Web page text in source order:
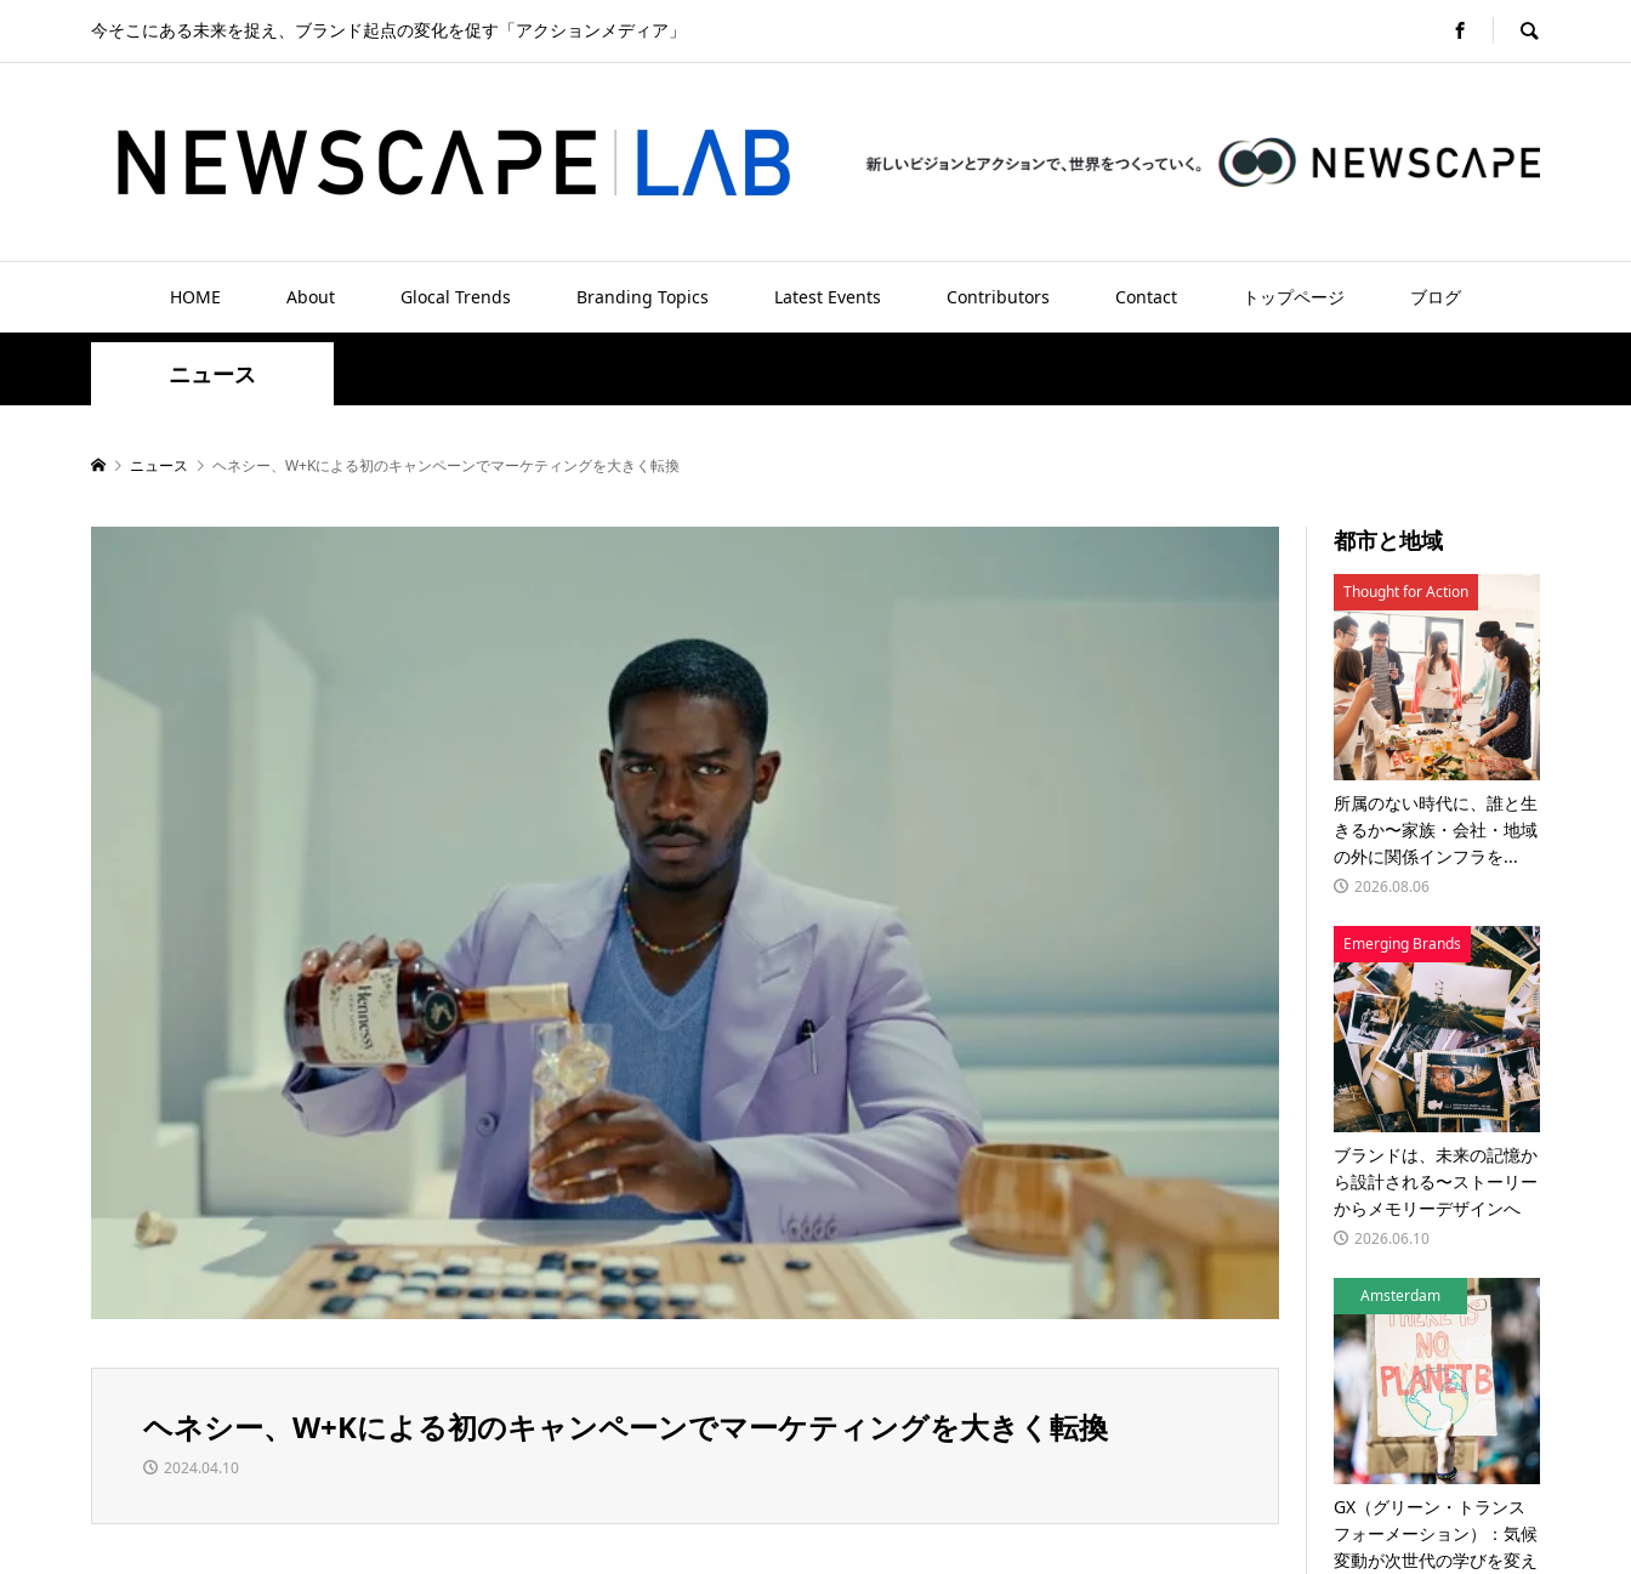
今そこにある未来を捉え、ブランド起点の変化を促す「アクションメディア」
HOME About Glocal Trends Branding Topics Latest Events Contributors Contact トップページ ブログ
ニュース
ニュース ヘネシー、W+Kによる初のキャンペーンでマーケティングを大きく転換
ヘネシー、W+Kによる初のキャンペーンでマーケティングを大きく転換
2024.04.10
都市と地域
Thought for Action
所属のない時代に、誰と生
きるか〜家族・会社・地域
の外に関係インフラを...
2026.08.06
Emerging Brands
ブランドは、未来の記憶か
ら設計される〜ストーリー
からメモリーデザインへ
2026.06.10
Amsterdam
GX（グリーン・トランス
フォーメーション）：気候
変動が次世代の学びを変え